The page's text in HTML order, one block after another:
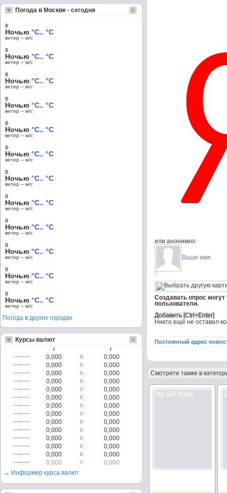
или анонимно
Создавать опрос
пользователи.
Никто ещё не оставил
Постоянный адрес
Смотрите также в
Погода в Москве - сегодня
в
Ночью °C.. °C
ветер – м/c
в
Ночью °C.. °C
ветер – м/c
в
Ночью °C.. °C
ветер – м/c
в
Ночью °C.. °C
ветер – м/c
в
Ночью °C.. °C
ветер – м/c
в
Ночью °C.. °C
ветер – м/c
в
Ночью °C.. °C
ветер – м/c
в
Ночью °C.. °C
ветер – м/c
в
Ночью °C.. °C
ветер – м/c
в
Ночью °C.. °C
ветер – м/c
в
Ночью °C.. °C
ветер – м/c
в
Ночью °C.. °C
ветер – м/c
Погода в других городах
Курсы валют
/ /
0,000 0
0,000
0,000
0
0,000
0,000
0
0,000
0,000
0
0,000
0,000
0
0,000
0,000
0
0,000
0,000
0
0,000
0,000
0
0,000
0,000
0
0,000
0,000
0
0,000
0,000
0
0,000
0,000
0
0,000
0,000
0
0,000
0,000
0
0,000
→ Информер курса валют